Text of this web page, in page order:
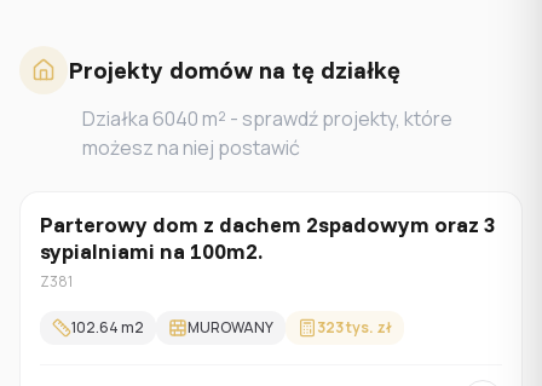
Projekty domów na tę działkę
Działka 6040 m² - sprawdź projekty, które
możesz na niej postawić
Parterowy
Parterowy dom z dachem 2spadowym oraz 3
sypialniami na 100m2.
Z381
102.64m2 MUROWANY 323 tys. zł